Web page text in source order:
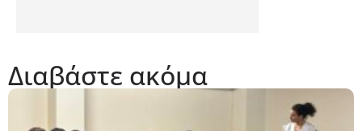
Διαβάστε ακόμα